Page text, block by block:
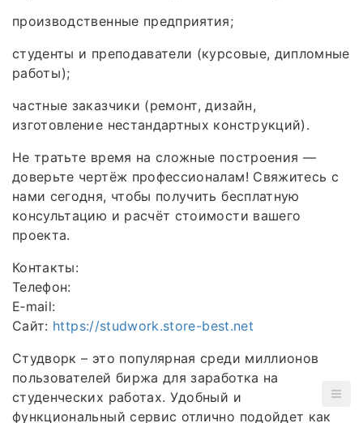
производственные предприятия;
студенты и преподаватели (курсовые, дипломные
работы);
частные заказчики (ремонт, дизайн,
изготовление нестандартных конструкций).
Не тратьте время на сложные построения —
доверьте чертёж профессионалам! Свяжитесь с
нами сегодня, чтобы получить бесплатную
консультацию и расчёт стоимости вашего
проекта.
Контакты:
Телефон:
E‑mail:
Сайт: https://studwork.store-best.net
Студворк – это популярная среди миллионов
пользователей биржа для заработка на
студенческих работах. Удобный и
функциональный сервис отлично подойдет как